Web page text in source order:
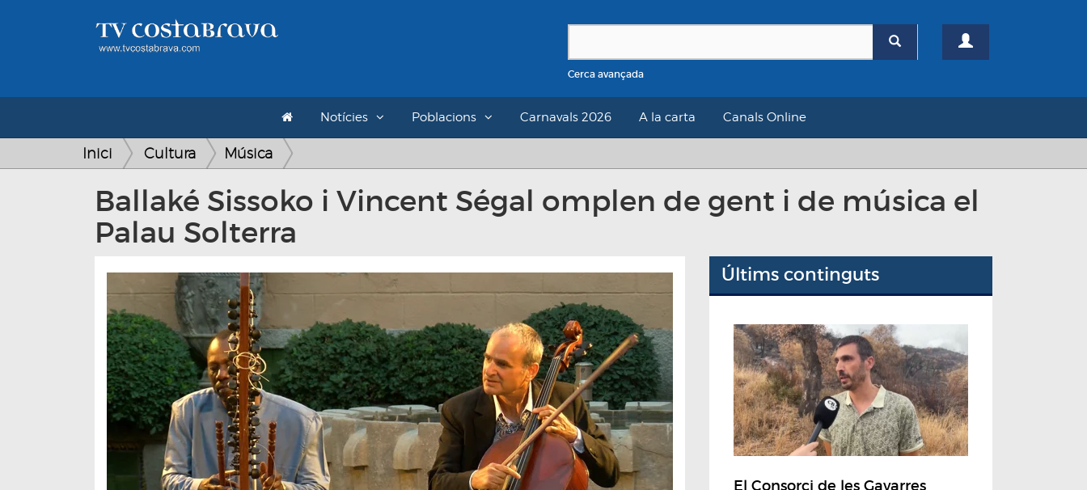
Cerca avançada
Notícies Poblacions Carnavals 2026 A la carta Canals Online
Inici Cultura Música
Ballaké Sissoko i Vincent Ségal omplen de gent i de música el
Palau Solterra
Últims continguts
El Consorci de les Gavarres